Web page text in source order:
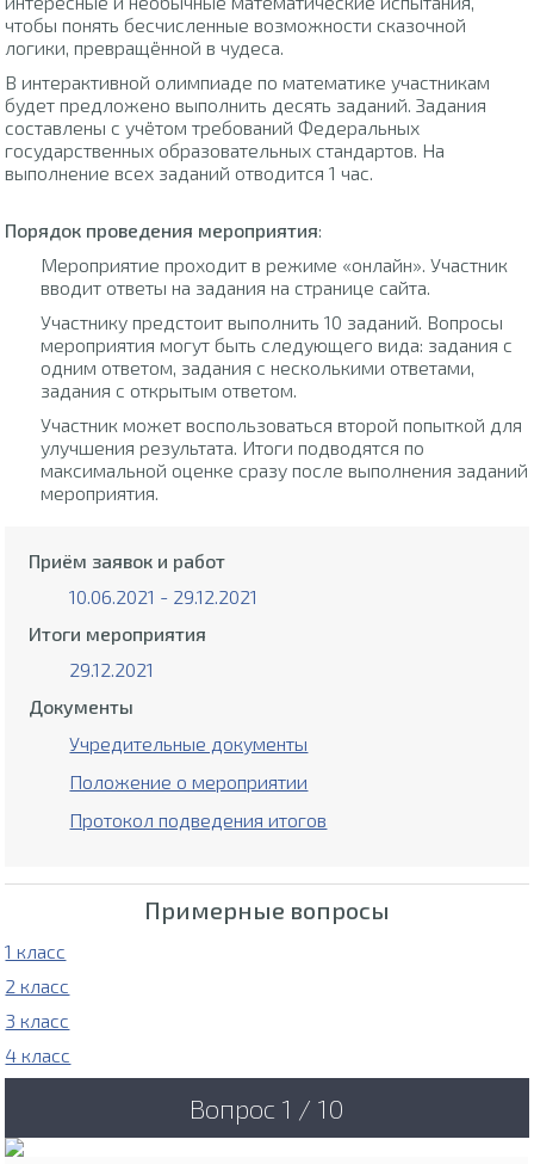
чтобы понять бесчисленные возможности сказочной
логики, превращённой в чудеса.
В интерактивной олимпиаде по математике участникам
будет предложено выполнить десять заданий. Задания
составлены с учётом требований Федеральных
государственных образовательных стандартов. На
выполнение всех заданий отводится 1 час.
Порядок проведения мероприятия:
Мероприятие проходит в режиме «онлайн». Участник
вводит ответы на задания на странице сайта.
Участнику предстоит выполнить 10 заданий. Вопросы
мероприятия могут быть следующего вида: задания с
одним ответом, задания с несколькими ответами,
задания с открытым ответом.
Участник может воспользоваться второй попыткой для
улучшения результата. Итоги подводятся по
максимальной оценке сразу после выполнения заданий
мероприятия.
Приём заявок и работ
10.06.2021 - 29.12.2021
Итоги мероприятия
29.12.2021
Документы
Учредительные документы
Положение о мероприятии
Протокол подведения итогов
Примерные вопросы
1 класс
2 класс
3 класс
4 класс
Вопрос 1 / 10